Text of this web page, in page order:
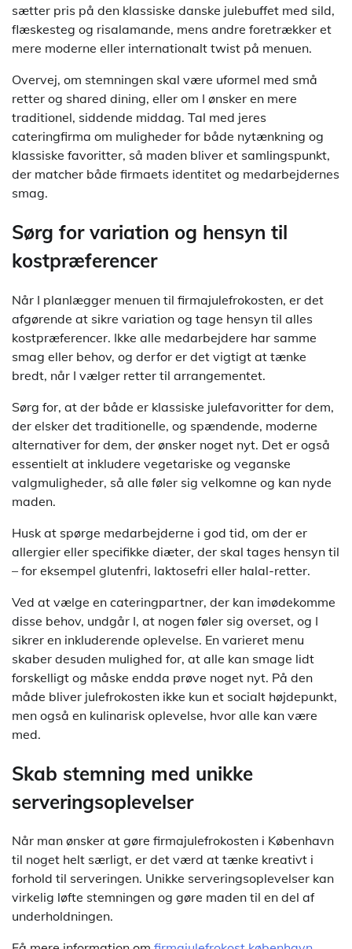
sætter pris på den klassiske danske julebuffet med sild,
flæskesteg og risalamande, mens andre foretrækker et
mere moderne eller internationalt twist på menuen.
Overvej, om stemningen skal være uformel med små
retter og shared dining, eller om I ønsker en mere
traditionel, siddende middag. Tal med jeres
cateringfirma om muligheder for både nytænkning og
klassiske favoritter, så maden bliver et samlingspunkt,
der matcher både firmaets identitet og medarbejdernes
smag.
Sørg for variation og hensyn til
kostpræferencer
Når I planlægger menuen til firmajulefrokosten, er det
afgørende at sikre variation og tage hensyn til alles
kostpræferencer. Ikke alle medarbejdere har samme
smag eller behov, og derfor er det vigtigt at tænke
bredt, når I vælger retter til arrangementet.
Sørg for, at der både er klassiske julefavoritter for dem,
der elsker det traditionelle, og spændende, moderne
alternativer for dem, der ønsker noget nyt. Det er også
essentielt at inkludere vegetariske og veganske
valgmuligheder, så alle føler sig velkomne og kan nyde
maden.
Husk at spørge medarbejderne i god tid, om der er
allergier eller specifikke diæter, der skal tages hensyn til
– for eksempel glutenfri, laktosefri eller halal-retter.
Ved at vælge en cateringpartner, der kan imødekomme
disse behov, undgår I, at nogen føler sig overset, og I
sikrer en inkluderende oplevelse. En varieret menu
skaber desuden mulighed for, at alle kan smage lidt
forskelligt og måske endda prøve noget nyt. På den
måde bliver julefrokosten ikke kun et socialt højdepunkt,
men også en kulinarisk oplevelse, hvor alle kan være
med.
Skab stemning med unikke
serveringsoplevelser
Når man ønsker at gøre firmajulefrokosten i København
til noget helt særligt, er det værd at tænke kreativt i
forhold til serveringen. Unikke serveringsoplevelser kan
virkelig løfte stemningen og gøre maden til en del af
underholdningen.